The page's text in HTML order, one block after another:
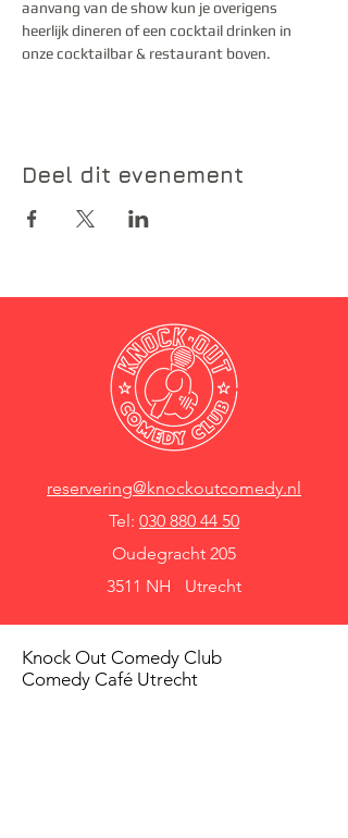
aanvang van de show kun je overigens
heerlijk dineren of een cocktail drinken in
onze cocktailbar & restaurant boven.
Deel dit evenement
reservering@knockoutcomedy.nl
Tel: 030 880 44 50
Oudegracht 205
3511 NH Utrecht
Knock Out Comedy Club
Comedy Café Utrecht